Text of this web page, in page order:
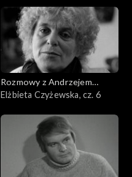
Rozmowy z Andrzejem
Doboszem
Elżbieta Czyżewska, cz. 6